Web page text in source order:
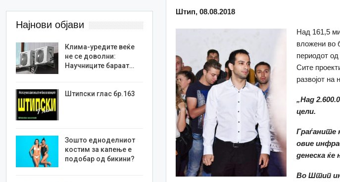
Штип, 08.08.2018
Над 161,5
вложени во
периодот
Сите
развојот на
„Над
цели.
Граѓаните
овие
денеска
Во Штип
Најнови објави
Клима-уредите веќе
не се доволни:
Научниците бараат…
Штипски глас бр.163
Зошто едноделниот
костим за капење е
подобар од бикини?